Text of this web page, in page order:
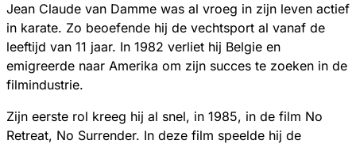
Jean Claude van Damme was al vroeg in zijn leven actief
in karate. Zo beoefende hij de vechtsport al vanaf de
leeftijd van 11 jaar. In 1982 verliet hij Belgie en
emigreerde naar Amerika om zijn succes te zoeken in de
filmindustrie.
Zijn eerste rol kreeg hij al snel, in 1985, in de film No
Retreat, No Surrender. In deze film speelde hij de